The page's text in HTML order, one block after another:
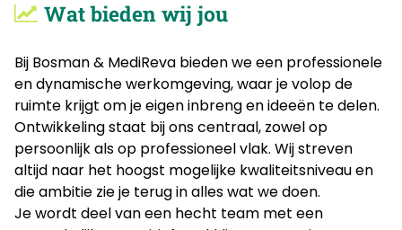
Wat bieden wij jou
Bij Bosman & MediReva bieden we een professionele
en dynamische werkomgeving, waar je volop de
ruimte krijgt om je eigen inbreng en ideeën te delen.
Ontwikkeling staat bij ons centraal, zowel op
persoonlijk als op professioneel vlak. Wij streven
altijd naar het hoogst mogelijke kwaliteitsniveau en
die ambitie zie je terug in alles wat we doen.
Je wordt deel van een hecht team met een